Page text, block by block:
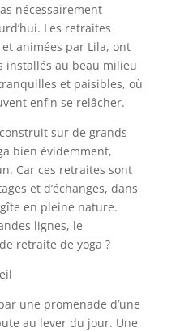
nécessairement
Les retraites
animées par Lila, ont
installés au beau milieu
et paisibles, où
enfin se relâcher.
sur de grands
bien évidemment,
Car ces retraites sont
et d’échanges, dans
en pleine nature.
lignes, le
retraite de yoga ?
une promenade d’une
au lever du jour. Une